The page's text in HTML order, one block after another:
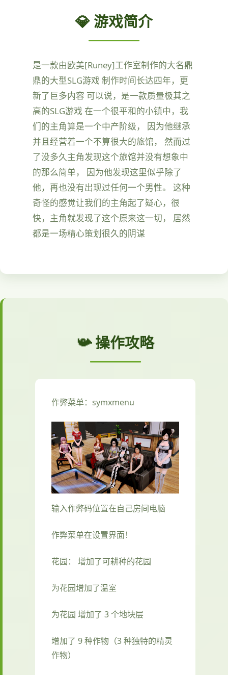
💎 游戏简介
是一款由欧美[Runey]工作室制作的大名鼎
鼎的大型SLG游戏 制作时间长达四年，更
新了巨多内容 可以说，是一款质量极其之
高的SLG游戏 在一个很平和的小镇中，我
们的主角算是一个中产阶级， 因为他继承
并且经营着一个不算很大的旅馆， 然而过
了没多久主角发现这个旅馆并没有想象中
的那么简单， 因为他发现这里似乎除了
他，再也没有出现过任何一个男性。 这种
奇怪的感觉让我们的主角起了疑心，很
快，主角就发现了这个原来这一切， 居然
都是一场精心策划很久的阴谋
📯 操作攻略
作弊菜单：symxmenu
输入作弊码位置在自己房间电脑
作弊菜单在设置界面！
花园： 增加了可耕种的花园
为花园增加了温室
为花园 增加了 3 个地块层
增加了 9 种作物（3 种独特的精灵
作物）